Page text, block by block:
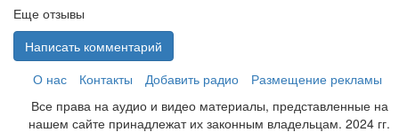
Еще отзывы
Написать комментарий
О нас
Контакты Добавить радио
Размещение рекламы
Все права на аудио и видео материалы, представленные на
нашем сайте принадлежат их законным владельцам. 2024 гг.